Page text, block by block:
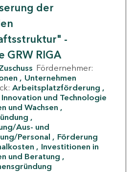
der
-
GRW RIGA
Fördernehmer:
Unternehmen
Arbeitsplatzförderung
Innovation und Technologie
und Wachsen
Aus- und
Personal
Förderung
Investitionen in
und Beratung